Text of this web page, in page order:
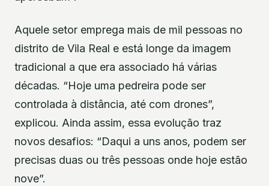
Aquele setor emprega mais de mil pessoas no
distrito de Vila Real e está longe da imagem
tradicional a que era associado há várias
décadas. “Hoje uma pedreira pode ser
controlada à distância, até com drones”,
explicou. Ainda assim, essa evolução traz
novos desafios: “Daqui a uns anos, podem ser
precisas duas ou três pessoas onde hoje estão
nove”.